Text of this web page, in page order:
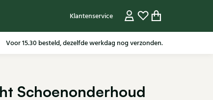
Klantenservice
Voor 15.30 besteld, dezelfde werkdag nog verzonden.
Schoenonderhoud